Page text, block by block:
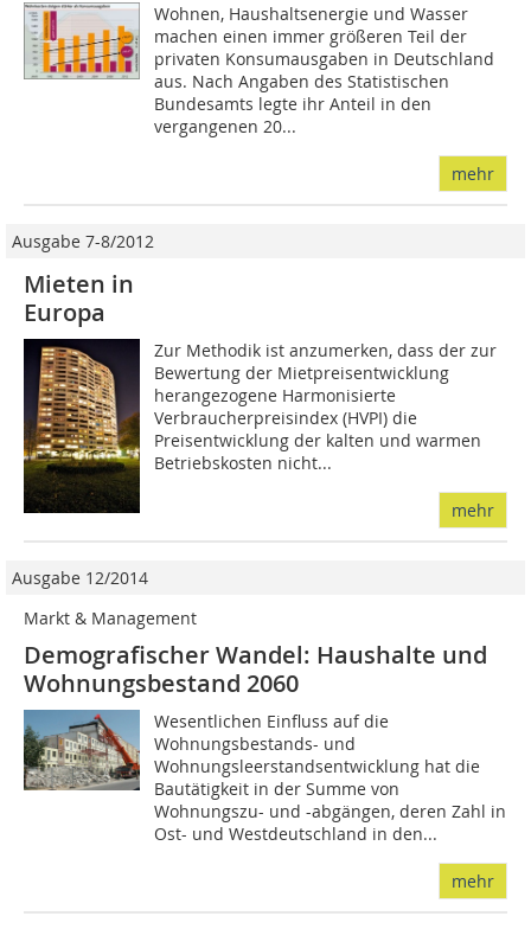
Wohnen, Haushaltsenergie und Wasser
machen einen immer größeren Teil der
privaten Konsumausgaben in Deutschland
aus. Nach Angaben des Statistischen
Bundesamts legte ihr Anteil in den
vergangenen 20...
mehr
Ausgabe 7-8/2012
Mieten in
Europa
Zur Methodik ist anzumerken, dass der zur
Bewertung der Mietpreisentwicklung
herangezogene Harmonisierte
Verbraucherpreisindex (HVPI) die
Preisentwicklung der kalten und warmen
Betriebskosten nicht...
mehr
Ausgabe 12/2014
Markt & Management
Demografischer Wandel: Haushalte und
Wohnungsbestand 2060
Wesentlichen Einfluss auf die
Wohnungsbestands- und
Wohnungsleerstandsentwicklung hat die
Bautätigkeit in der Summe von
Wohnungszu- und -abgängen, deren Zahl in
Ost- und Westdeutschland in den...
mehr